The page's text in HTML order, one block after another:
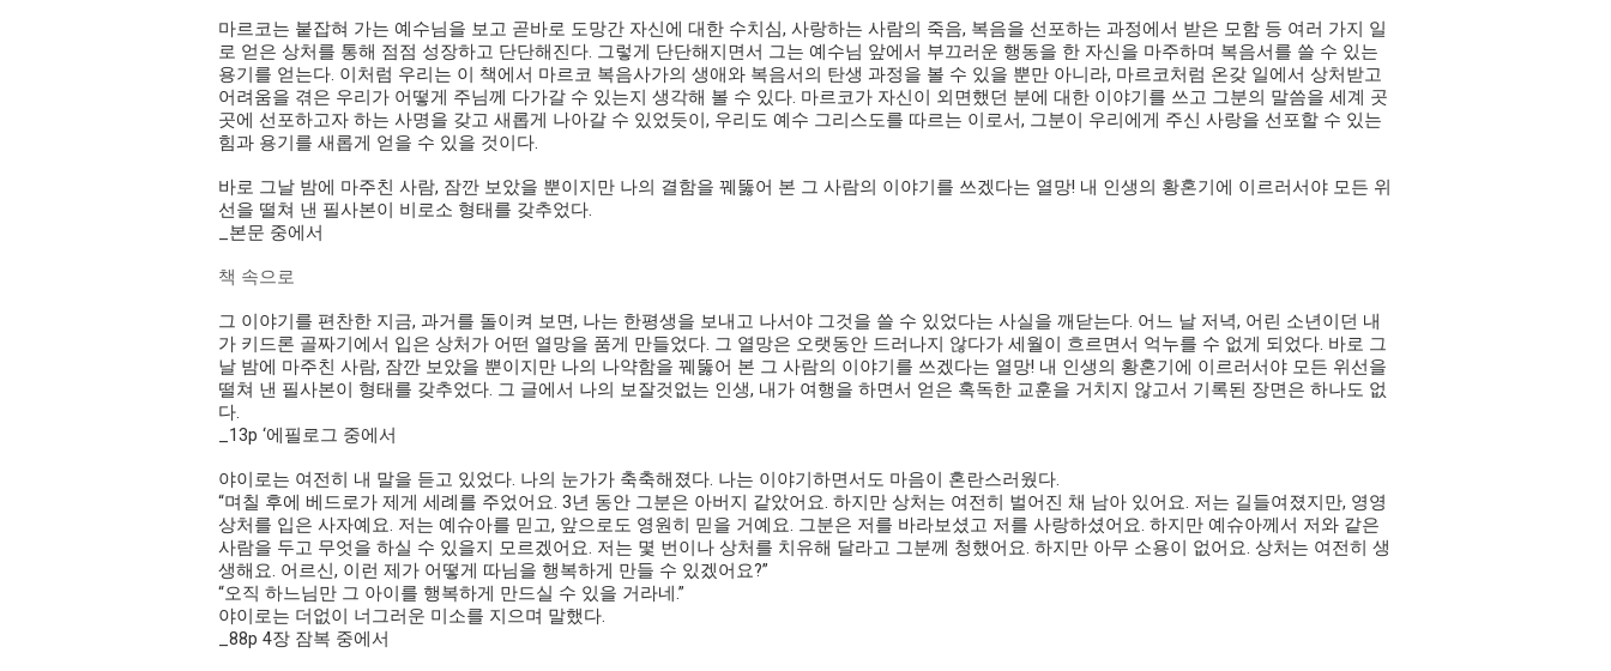
마르코는 붙잡혀 가는 예수님을 보고 곧바로 도망간 자신에 대한 수치심, 사랑하는 사람의 죽음, 복음을 선포하는 과정에서 받은 모함 등 여러 가지 일
로 얻은 상처를 통해 점점 성장하고 단단해진다. 그렇게 단단해지면서 그는 예수님 앞에서 부끄러운 행동을 한 자신을 마주하며 복음서를 쓸 수 있는
용기를 얻는다. 이처럼 우리는 이 책에서 마르코 복음사가의 생애와 복음서의 탄생 과정을 볼 수 있을 뿐만 아니라, 마르코처럼 온갖 일에서 상처받고
어려움을 겪은 우리가 어떻게 주님께 다가갈 수 있는지 생각해 볼 수 있다. 마르코가 자신이 외면했던 분에 대한 이야기를 쓰고 그분의 말씀을 세계 곳
곳에 선포하고자 하는 사명을 갖고 새롭게 나아갈 수 있었듯이, 우리도 예수 그리스도를 따르는 이로서, 그분이 우리에게 주신 사랑을 선포할 수 있는
힘과 용기를 새롭게 얻을 수 있을 것이다.
바로 그날 밤에 마주친 사람, 잠깐 보았을 뿐이지만 나의 결함을 꿰뚫어 본 그 사람의 이야기를 쓰겠다는 열망! 내 인생의 황혼기에 이르러서야 모든 위
선을 떨쳐 낸 필사본이 비로소 형태를 갖추었다.
_본문 중에서
책 속으로
그 이야기를 편찬한 지금, 과거를 돌이켜 보면, 나는 한평생을 보내고 나서야 그것을 쓸 수 있었다는 사실을 깨닫는다. 어느 날 저녁, 어린 소년이던 내
가 키드론 골짜기에서 입은 상처가 어떤 열망을 품게 만들었다. 그 열망은 오랫동안 드러나지 않다가 세월이 흐르면서 억누를 수 없게 되었다. 바로 그
날 밤에 마주친 사람, 잠깐 보았을 뿐이지만 나의 나약함을 꿰뚫어 본 그 사람의 이야기를 쓰겠다는 열망! 내 인생의 황혼기에 이르러서야 모든 위선을
떨쳐 낸 필사본이 형태를 갖추었다. 그 글에서 나의 보잘것없는 인생, 내가 여행을 하면서 얻은 혹독한 교훈을 거치지 않고서 기록된 장면은 하나도 없
다.
_13p ‘에필로그 중에서
야이로는 여전히 내 말을 듣고 있었다. 나의 눈가가 축축해졌다. 나는 이야기하면서도 마음이 혼란스러웠다.
“며칠 후에 베드로가 제게 세례를 주었어요. 3년 동안 그분은 아버지 같았어요. 하지만 상처는 여전히 벌어진 채 남아 있어요. 저는 길들여졌지만, 영영
상처를 입은 사자예요. 저는 예슈아를 믿고, 앞으로도 영원히 믿을 거예요. 그분은 저를 바라보셨고 저를 사랑하셨어요. 하지만 예슈아께서 저와 같은
사람을 두고 무엇을 하실 수 있을지 모르겠어요. 저는 몇 번이나 상처를 치유해 달라고 그분께 청했어요. 하지만 아무 소용이 없어요. 상처는 여전히 생
생해요. 어르신, 이런 제가 어떻게 따님을 행복하게 만들 수 있겠어요?”
“오직 하느님만 그 아이를 행복하게 만드실 수 있을 거라네.”
야이로는 더없이 너그러운 미소를 지으며 말했다.
_88p 4장 잠복 중에서